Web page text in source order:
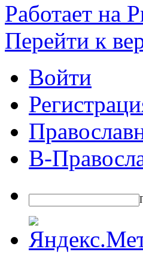
Работает на
Перейти к
Войти
В-